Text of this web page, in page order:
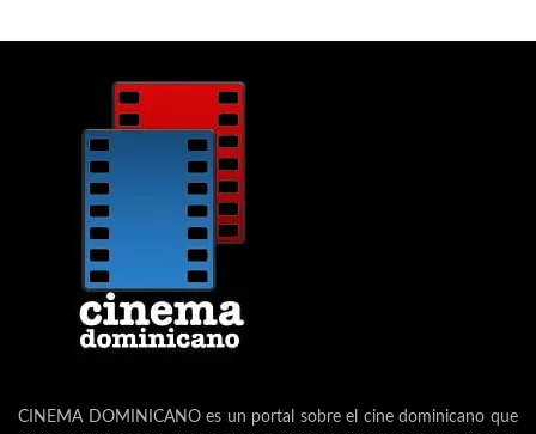
CINEMA DOMINICANO es un portal sobre el cine dominicano que